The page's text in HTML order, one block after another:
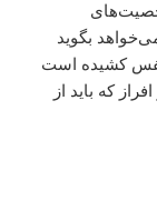
بگوید
نفس کشیده است
که باید از